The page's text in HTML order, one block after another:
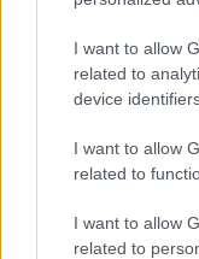
I want to allow
related to
device
I want to allow
related to
I want to allow
related to
ΑΠΟΣΠΑΣΜΑΤΑ...|
στην Αττική